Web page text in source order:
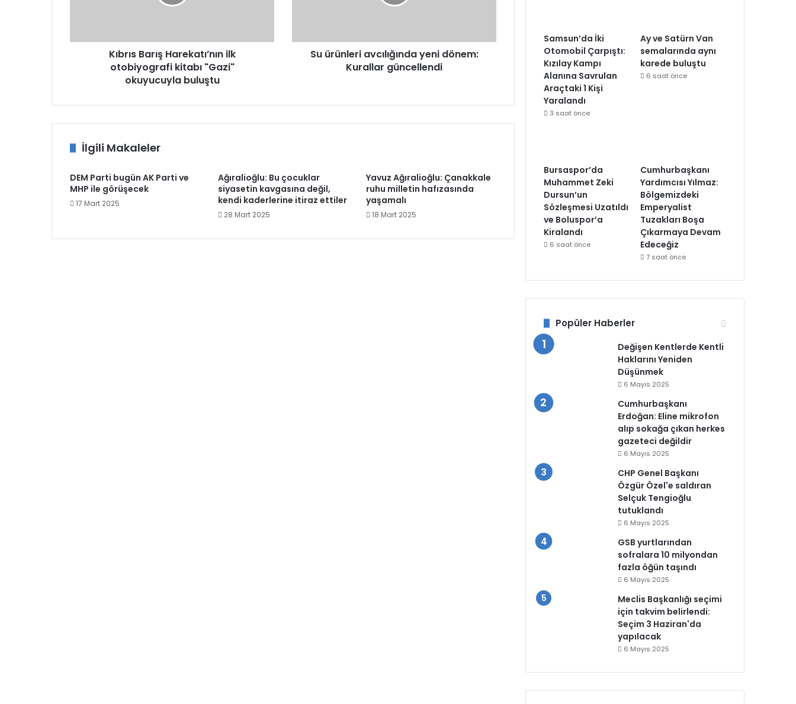
buluştu
Kıbrıs Barış Harekatı’nın ilk
otobiyografi kitabı "Gazi"
okuyucuyla buluştu
Su ürünleri avcılığında yeni dönem:
Kurallar güncellendi
İlgili Makaleler
DEM Parti bugün AK Parti ve
MHP ile görüşecek
17 Mart 2025
Ağıralioğlu: Bu çocuklar
siyasetin kavgasına değil,
kendi kaderlerine itiraz ettiler
28 Mart 2025
Yavuz Ağıralioğlu: Çanakkale
ruhu milletin hafızasında
yaşamalı
18 Mart 2025
Samsun’da İki
Otomobil Çarpıştı:
Kızılay Kampı
Alanına Savrulan
Araçtaki 1 Kişi
Yaralandı
3 saat önce
Ay ve Satürn Van
semalarında aynı
karede buluştu
6 saat önce
Bursaspor’da
Muhammet Zeki
Dursun’un
Sözleşmesi Uzatıldı
ve Boluspor’a
Kiralandı
6 saat önce
Cumhurbaşkanı
Yardımcısı Yılmaz:
Bölgemizdeki
Emperyalist
Tuzakları Boşa
Çıkarmaya Devam
Edeceğiz
7 saat önce
Popüler Haberler
Değişen Kentlerde Kentli
Haklarını Yeniden
Düşünmek
6 Mayıs 2025
Cumhurbaşkanı
Erdoğan: Eline mikrofon
alıp sokağa çıkan herkes
gazeteci değildir
6 Mayıs 2025
CHP Genel Başkanı
Özgür Özel'e saldıran
Selçuk Tengioğlu
tutuklandı
6 Mayıs 2025
GSB yurtlarından
sofralara 10 milyondan
fazla öğün taşındı
6 Mayıs 2025
Meclis Başkanlığı seçimi
için takvim belirlendi:
Seçim 3 Haziran'da
yapılacak
6 Mayıs 2025